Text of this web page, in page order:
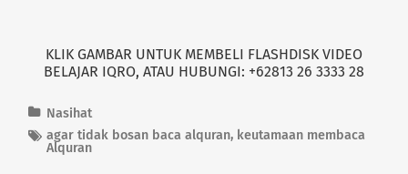
KLIK GAMBAR UNTUK MEMBELI FLASHDISK VIDEO
BELAJAR IQRO, ATAU HUBUNGI: +62813 26 3333 28
Nasihat
agar tidak bosan baca alquran, keutamaan membaca
Alquran